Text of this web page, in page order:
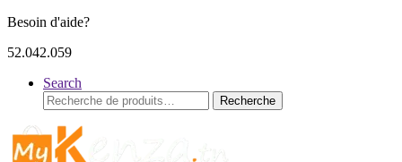
Besoin d'aide?
52.042.059
Search
Recherche
pour :
Recherche